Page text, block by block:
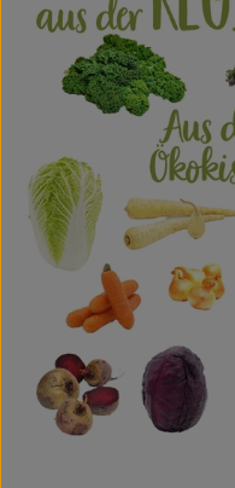
Über Grünland
Service